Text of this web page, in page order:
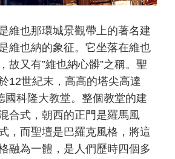
維也那環城景觀帶上的著名建
維也納的象征。它坐落在維也
故又有”維也納心髒”之稱。聖
12世紀末，高高的塔尖高達
國科隆大教堂。整個教堂的建
合式，朝西的正門是羅馬風
，而聖壇是巴羅克風格，將這
融為一體，是人們歷時四個多